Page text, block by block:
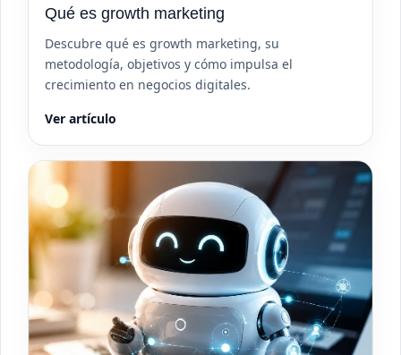
Qué es growth marketing
Descubre qué es growth marketing, su
metodología, objetivos y cómo impulsa el
crecimiento en negocios digitales.
Ver artículo